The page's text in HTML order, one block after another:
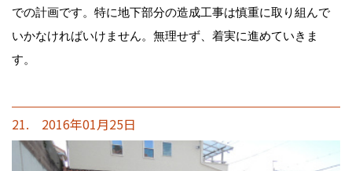
での計画です。特に地下部分の造成工事は慎重に取り組んで
いかなければいけません。無理せず、着実に進めていきま
す。
21. 2016年01月25日